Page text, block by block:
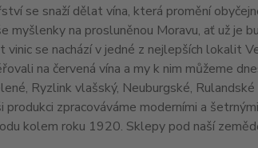
se snaží dělat vína, která promění
myšlenky na prosluněnou Moravu, ať už je
vinic se nachází v jedné z nejlepších lokalit
na červená vína a my k nim můžeme
Ryzlink vlašský, Neuburgské,
produkci zpracováváme moderními a
kolem roku 1920. Sklepy pod naší